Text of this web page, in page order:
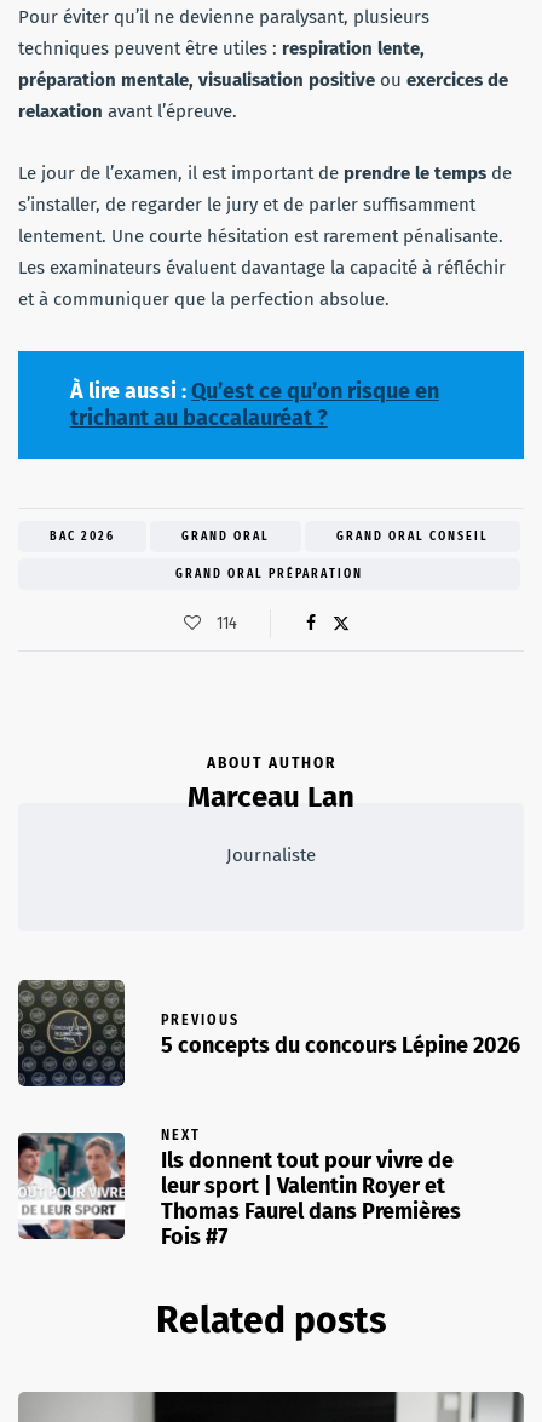
Pour éviter qu’il ne devienne paralysant, plusieurs
techniques peuvent être utiles : respiration lente,
préparation mentale, visualisation positive ou exercices de
relaxation avant l’épreuve.
Le jour de l’examen, il est important de prendre le temps de
s’installer, de regarder le jury et de parler suffisamment
lentement. Une courte hésitation est rarement pénalisante.
Les examinateurs évaluent davantage la capacité à réfléchir
et à communiquer que la perfection absolue.
À lire aussi :Qu’est ce qu’on risque en
trichant au baccalauréat ?
BAC 2026 GRAND ORAL GRAND ORAL CONSEIL
GRAND ORAL PRÉPARATION
114
ABOUT AUTHOR
Marceau Lan
Journaliste
PREVIOUS
5 concepts du concours Lépine 2026
NEXT
Ils donnent tout pour vivre de
leur sport | Valentin Royer et
Thomas Faurel dans Premières
Fois #7
Related posts